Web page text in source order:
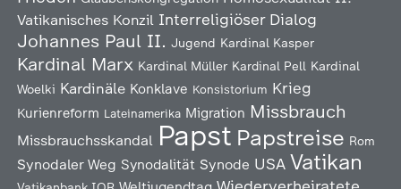
Vatikanisches Konzil Interreligiöser Dialog
Johannes Paul II. Jugend Kardinal Kasper
Kardinal Marx Kardinal Müller Kardinal Pell Kardinal
Woelki Kardinäle Konklave Konsistorium Krieg
Kurienreform Lateinamerika Migration Missbrauch
Missbrauchsskandal Papst Papstreise Rom
Synodaler Weg Synodalität Synode USA Vatikan